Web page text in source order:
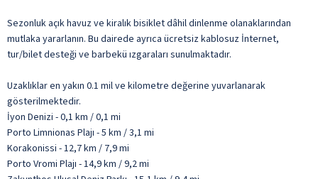
Sezonluk açık havuz ve kiralık bisiklet dâhil dinlenme olanaklarından
mutlaka yararlanın. Bu dairede ayrıca ücretsiz kablosuz İnternet,
tur/bilet desteği ve barbekü ızgaraları sunulmaktadır.
Uzaklıklar en yakın 0.1 mil ve kilometre değerine yuvarlanarak
gösterilmektedir.
İyon Denizi - 0,1 km / 0,1 mi
Porto Limnionas Plajı - 5 km / 3,1 mi
Korakonissi - 12,7 km / 7,9 mi
Porto Vromi Plajı - 14,9 km / 9,2 mi